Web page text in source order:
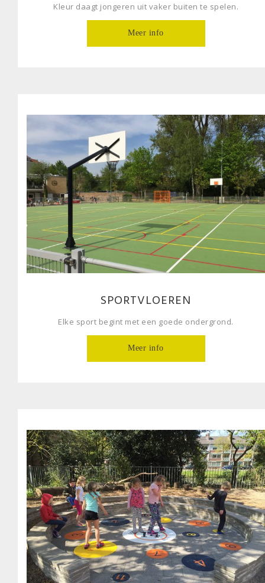
Kleur daagt jongeren uit vaker buiten te spelen.
Meer info
SPORTVLOEREN
Elke sport begint met een goede ondergrond.
Meer info